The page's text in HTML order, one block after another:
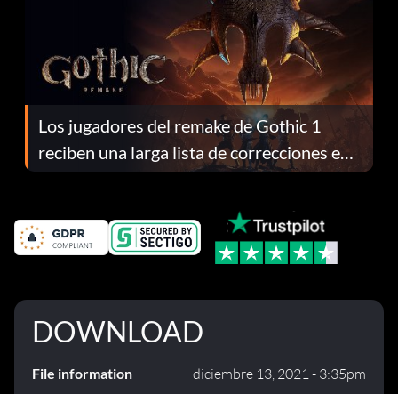
Los jugadores del remake de Gothic 1
reciben una larga lista de correcciones en
el parche 1.0.4
DOWNLOAD
File information diciembre 13, 2021 - 3:35pm